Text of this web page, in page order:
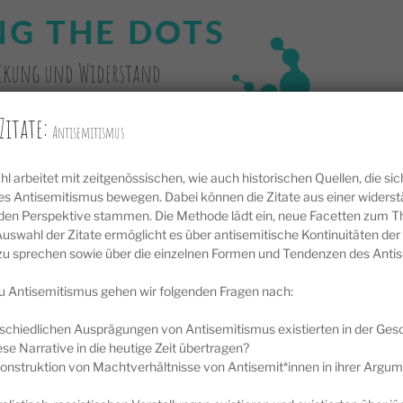
THE DOTS
und Widerstand
Antisemitismus
arbeitet mit zeitgenössischen, wie auch historischen Quellen, die
Antisemitismus bewegen. Dabei können die Zitate aus einer
Perspektive stammen. Die Methode lädt ein, neue Facetten zum
der Zitate ermöglicht es über antisemitische Kontinuitäten der
sprechen sowie über die einzelnen Formen und Tendenzen des
Antisemitismus gehen wir folgenden Fragen nach:
Ausprägungen von Antisemitismus existierten in der
Narrative in die heutige Zeit übertragen?
von Machtverhältnisse von Antisemit*innen in ihrer
Hundert Flüchtlinge, noch eine Fähre / Denn die
Freimaurer wollen uns ficken […] / Junge ich rede
kein Mist denn ich war da / Wenn diese Bomben
zersplittern im Basar / Wie bei den Brüdern in
ja es schlägt für / Für meine Heimat und Freiheit
dass